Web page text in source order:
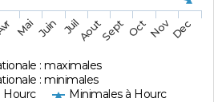
: maximales
: minimales
Hourc
Minimales à Hourc
Mai Juin JuilAoutSept OctNovDec